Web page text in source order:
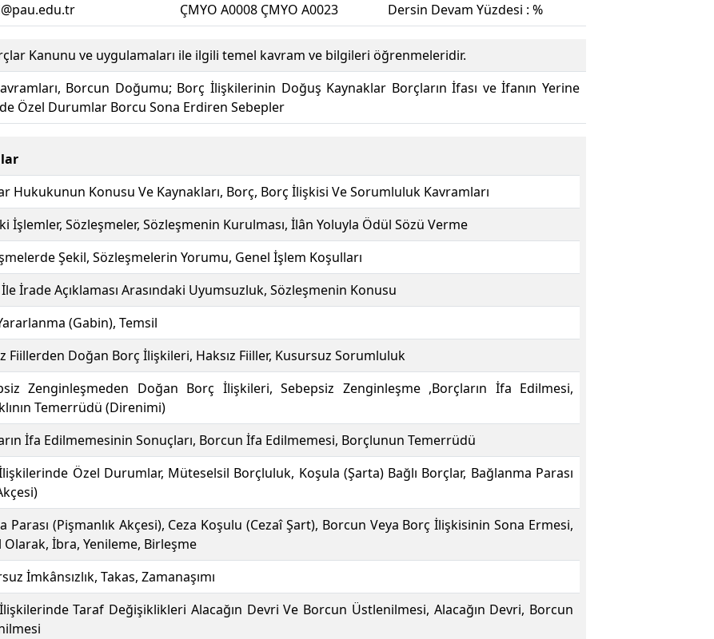
ÇMYO A0008 ÇMYO A0023 Dersin Devam Yüzdesi : %
Kanunu ve uygulamaları ile ilgili temel kavram ve bilgileri öğrenmeleridir.
Borcun Doğumu; Borç İlişkilerinin Doğuş Kaynaklar Borçların İfası ve İfanın Yerine
Özel Durumlar Borcu Sona Erdiren Sebepler
Hukukunun Konusu Ve Kaynakları, Borç, Borç İlişkisi Ve Sorumluluk Kavramları
İşlemler, Sözleşmeler, Sözleşmenin Kurulması, İlân Yoluyla Ödül Sözü Verme
Şekil, Sözleşmelerin Yorumu, Genel İşlem Koşulları
İrade Açıklaması Arasındaki Uyumsuzluk, Sözleşmenin Konusu
(Gabin), Temsil
Fiillerden Doğan Borç İlişkileri, Haksız Fiiller, Kusursuz Sorumluluk
Zenginleşmeden Doğan Borç İlişkileri, Sebepsiz Zenginleşme ,Borçların İfa Edilmesi,
Temerrüdü (Direnimi)
İfa Edilmemesinin Sonuçları, Borcun İfa Edilmemesi, Borçlunun Temerrüdü
Özel Durumlar, Müteselsil Borçluluk, Koşula (Şarta) Bağlı Borçlar, Bağlanma Parası
Parası (Pişmanlık Akçesi), Ceza Koşulu (Cezaî Şart), Borcun Veya Borç İlişkisinin Sona Ermesi,
Olarak, İbra, Yenileme, Birleşme
İmkânsızlık, Takas, Zamanaşımı
Taraf Değişiklikleri Alacağın Devri Ve Borcun Üstlenilmesi, Alacağın Devri, Borcun